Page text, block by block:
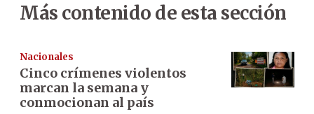
Más contenido de esta sección
Nacionales
Cinco crímenes violentos
marcan la semana y
conmocionan al país